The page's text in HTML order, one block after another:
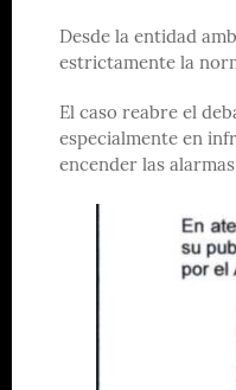
Desde la entidad
estrictamente la
El caso reabre el
especialmente en
encender las